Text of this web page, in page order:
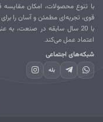
تنوع محصولات، امکان مقایسه
تجربه‌ای مطمئن و آسان را برای
با 20 سال سابقه در صنعت، به
عمل می‌کند.
اجتماعی
بله